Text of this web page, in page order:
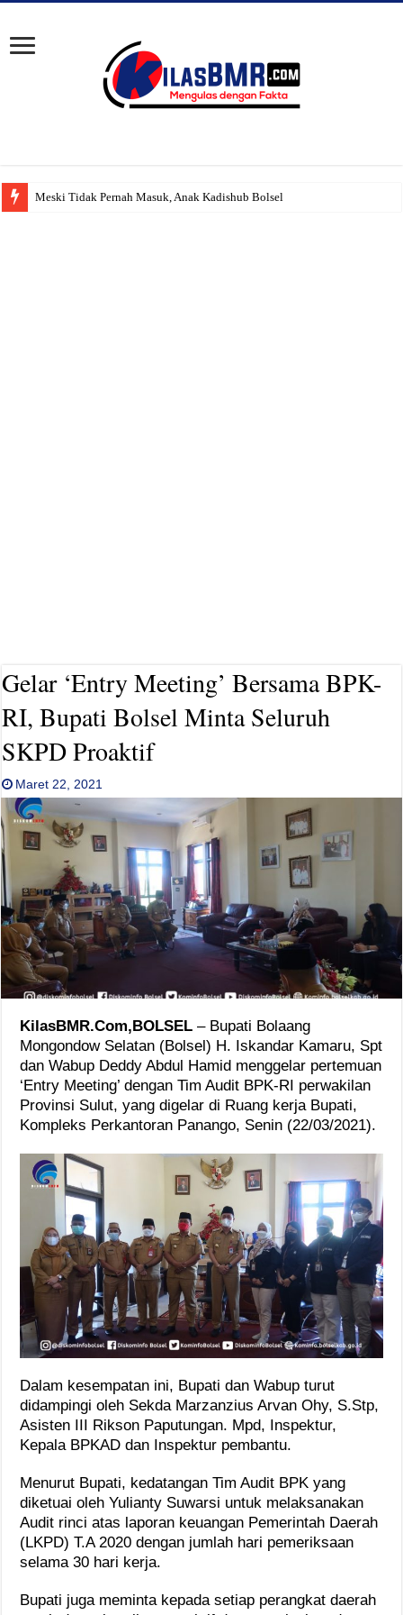
Meski Tidak Pernah Masuk, Anak Kadishub Bolsel ‘Diduga’ Tetap
Gelar ‘Entry Meeting’ Bersama BPK-
RI, Bupati Bolsel Minta Seluruh
SKPD Proaktif
Maret 22, 2021
KilasBMR.Com,BOLSEL – Bupati Bolaang
Mongondow Selatan (Bolsel) H. Iskandar Kamaru, Spt
dan Wabup Deddy Abdul Hamid menggelar pertemuan
‘Entry Meeting’ dengan Tim Audit BPK-RI perwakilan
Provinsi Sulut, yang digelar di Ruang kerja Bupati,
Kompleks Perkantoran Panango, Senin (22/03/2021).
Dalam kesempatan ini, Bupati dan Wabup turut
didampingi oleh Sekda Marzanzius Arvan Ohy, S.Stp,
Asisten III Rikson Paputungan. Mpd, Inspektur,
Kepala BPKAD dan Inspektur pembantu.
Menurut Bupati, kedatangan Tim Audit BPK yang
diketuai oleh Yulianty Suwarsi untuk melaksanakan
Audit rinci atas laporan keuangan Pemerintah Daerah
(LKPD) T.A 2020 dengan jumlah hari pemeriksaan
selama 30 hari kerja.
Bupati juga meminta kepada setiap perangkat daerah